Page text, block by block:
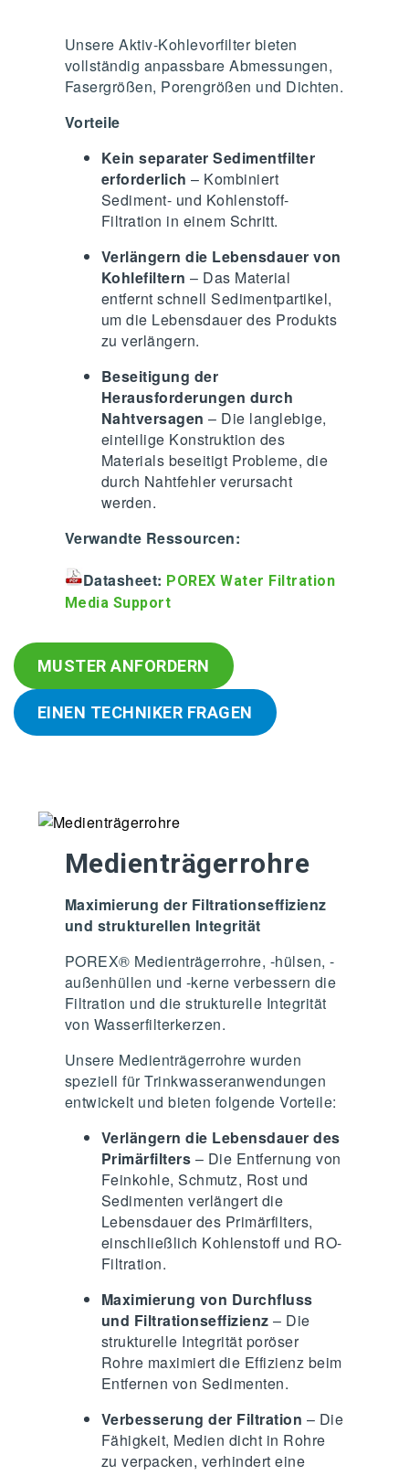
Unsere Aktiv-Kohlevorfilter bieten
vollständig anpassbare Abmessungen,
Fasergrößen, Porengrößen und Dichten.
Vorteile
Kein separater Sedimentfilter
erforderlich– Kombiniert
Sediment- und Kohlenstoff-
Filtration in einem Schritt.
Verlängern die Lebensdauer von
Kohlefiltern – Das Material
entfernt schnell Sedimentpartikel,
um die Lebensdauer des Produkts
zu verlängern.
Beseitigung der
Herausforderungen durch
Nahtversagen – Die langlebige,
einteilige Konstruktion des
Materials beseitigt Probleme, die
durch Nahtfehler verursacht
werden.
Verwandte Ressourcen:
Datasheet: POREX Water Filtration
Media Support
MUSTER ANFORDERN
EINEN TECHNIKER FRAGEN
Medienträgerrohre
Maximierung der Filtrationseffizienz
und strukturellen Integrität
POREX® Medienträgerrohre, -hülsen, -
außenhüllen und -kerne verbessern die
Filtration und die strukturelle Integrität
von Wasserfilterkerzen.
Unsere Medienträgerrohre wurden
speziell für Trinkwasseranwendungen
entwickelt und bieten folgende Vorteile:
Verlängern die Lebensdauer des
Primärfilters – Die Entfernung von
Feinkohle, Schmutz, Rost und
Sedimenten verlängert die
Lebensdauer des Primärfilters,
einschließlich Kohlenstoff und RO-
Filtration.
Maximierung von Durchfluss
und Filtrationseffizienz – Die
strukturelle Integrität poröser
Rohre maximiert die Effizienz beim
Entfernen von Sedimenten.
Verbesserung der Filtration – Die
Fähigkeit, Medien dicht in Rohre
zu verpacken, verhindert eine